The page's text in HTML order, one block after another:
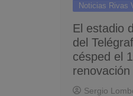
Noticias Rivas
El estadio
del
césped el
Sergio